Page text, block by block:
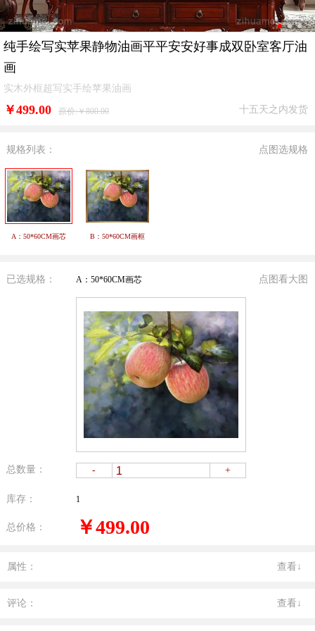
纯手绘写实苹果静物油画平平安安好事成双卧室客厅油
画
实木外框超写实手绘苹果油画
￥499.00 原价:￥800.00 十五天之内发货
规格列表： 点图选规格
A：50*60CM画芯 B：50*60CM画框
已选规格： A：50*60CM画芯 点图看大图
总数量： - +
库存： 1
总价格： ￥499.00
属性： 查看↓
评论： 查看↓